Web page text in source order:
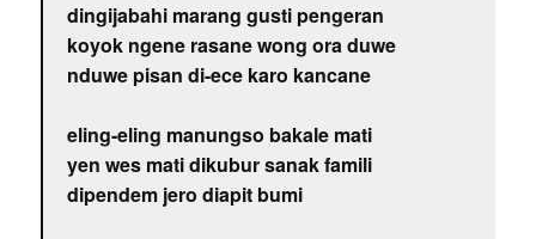
dingijabahi marang gusti pengeran
koyok ngene rasane wong ora duwe
nduwe pisan di-ece karo kancane
eling-eling manungso bakale mati
yen wes mati dikubur sanak famili
dipendem jero diapit bumi